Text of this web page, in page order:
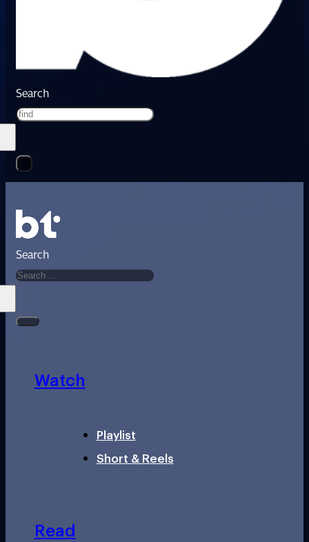
Search
Search
Watch
Playlist
Short & Reels
Read